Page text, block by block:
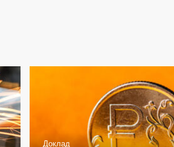
Доклад